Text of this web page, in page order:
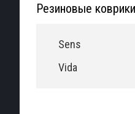
Резиновые
Sens
Vida